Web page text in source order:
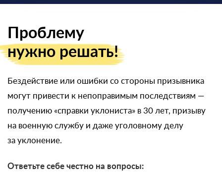
Проблему
нужно решать!
Бездействие или ошибки со стороны призывника
могут привести к непоправимым последствиям —
получению «справки уклониста» в 30 лет, призыву
на военную службу и даже уголовному делу
за уклонение.
Ответьте себе честно на вопросы: